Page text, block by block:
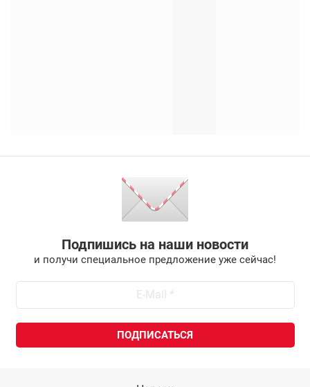
Подпишись на наши новости
и получи специальное предложение уже сейчас!